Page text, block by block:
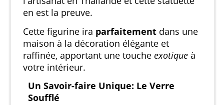
en est la preuve.
Cette figurine ira parfaitement dans une
maison à la décoration élégante et
raffinée, apportant une touche exotique à
votre intérieur.
Un Savoir-faire Unique: Le Verre
Soufflé